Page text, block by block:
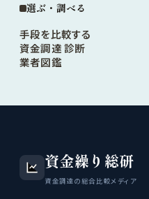
選ぶ・調べる
手段を比較する
資金調達 診断
業者図鑑
資金繰り総研
資金調達の総合比較メディア